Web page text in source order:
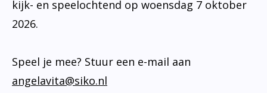
kijk- en speelochtend op woensdag 7 oktober
2026.
Speel je mee? Stuur een e-mail aan
angelavita@siko.nl